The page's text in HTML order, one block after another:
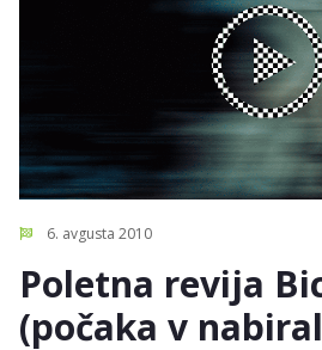
6. avgusta 2010
Poletna revija
(počaka v